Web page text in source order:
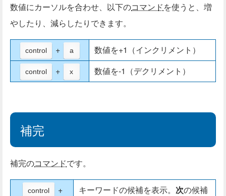
数値にカーソルを合わせ、以下のコマンドを使うと、増
やしたり、減らしたりできます。
control + a 数値を+1（インクリメント）
control + x 数値を-1（デクリメント）
補完
補完のコマンドです。
control + キーワードの候補を表示。 次の候補